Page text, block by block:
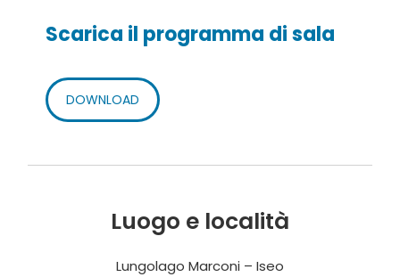
Scarica il programma di sala
DOWNLOAD
Luogo e località
Lungolago Marconi – Iseo